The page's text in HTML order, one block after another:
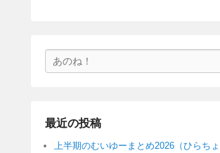
索
最近の投稿
上半期のむいゆーまとめ2026（ひらち